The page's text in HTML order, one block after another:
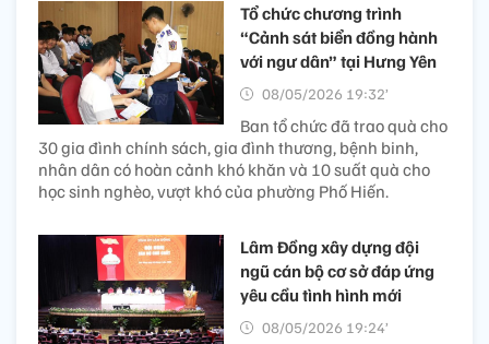
Tổ chức chương trình
“Cảnh sát biển đồng hành
với ngư dân” tại Hưng Yên
08/05/2026 19:32’
Ban tổ chức đã trao quà cho
30 gia đình chính sách, gia đình thương, bệnh binh,
nhân dân có hoàn cảnh khó khăn và 10 suất quà cho
học sinh nghèo, vượt khó của phường Phố Hiến.
Lâm Đồng xây dựng đội
ngũ cán bộ cơ sở đáp ứng
yêu cầu tình hình mới
08/05/2026 19:24’